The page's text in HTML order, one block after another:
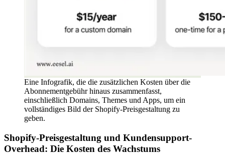
Eine Infografik, die die zusätzlichen Kosten über die
Abonnementgebühr hinaus zusammenfasst,
einschließlich Domains, Themes und Apps, um ein
vollständiges Bild der Shopify-Preisgestaltung zu
geben.
Shopify-Preisgestaltung und Kundensupport-
Overhead: Die Kosten des Wachstums